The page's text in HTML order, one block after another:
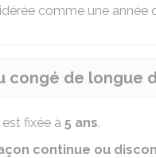
comme une année
congé de longue
fixée à 5 ans.
continue ou